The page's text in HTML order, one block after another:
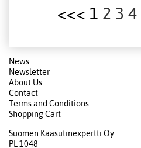
<<< 1 2 3 4
News
Newsletter
About Us
Contact
Terms and Conditions
Shopping Cart
Suomen Kaasutinexpertti Oy
PL 1048